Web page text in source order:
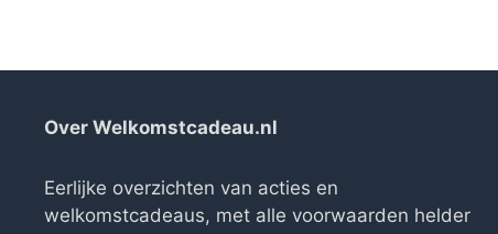
Over Welkomstcadeau.nl
Eerlijke overzichten van acties en
welkomstcadeaus, met alle voorwaarden helder